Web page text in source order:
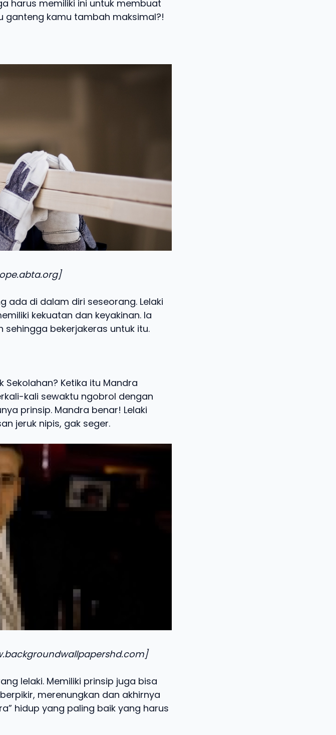
harus memiliki ini untuk membuat
ganteng kamu tambah maksimal?!
ada di dalam diri seseorang. Lelaki
kekuatan dan keyakinan. Ia
bekerjakeras untuk itu.
Sekolahan? Ketika itu Mandra
kali sewaktu ngobrol dengan
prinsip. Mandra benar! Lelaki
jeruk nipis, gak seger.
lelaki. Memiliki prinsip juga bisa
merenungkan dan akhirnya
hidup yang paling baik yang harus